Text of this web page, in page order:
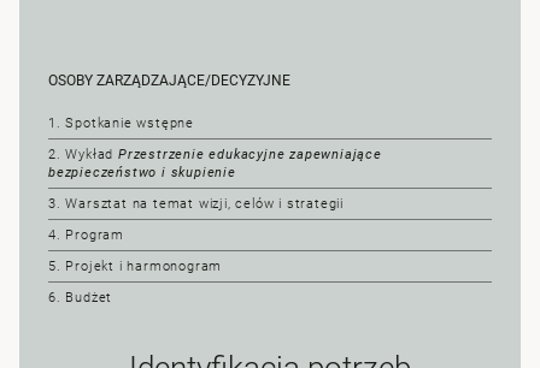
OSOBY ZARZĄDZAJĄCE/DECYZYJNE
1. Spotkanie wstępne
2. Wykład Przestrzenie edukacyjne zapewniające
bezpieczeństwo i skupienie
3. Warsztat na temat wizji, celów i strategii
4. Program
5. Projekt i harmonogram
6. Budżet